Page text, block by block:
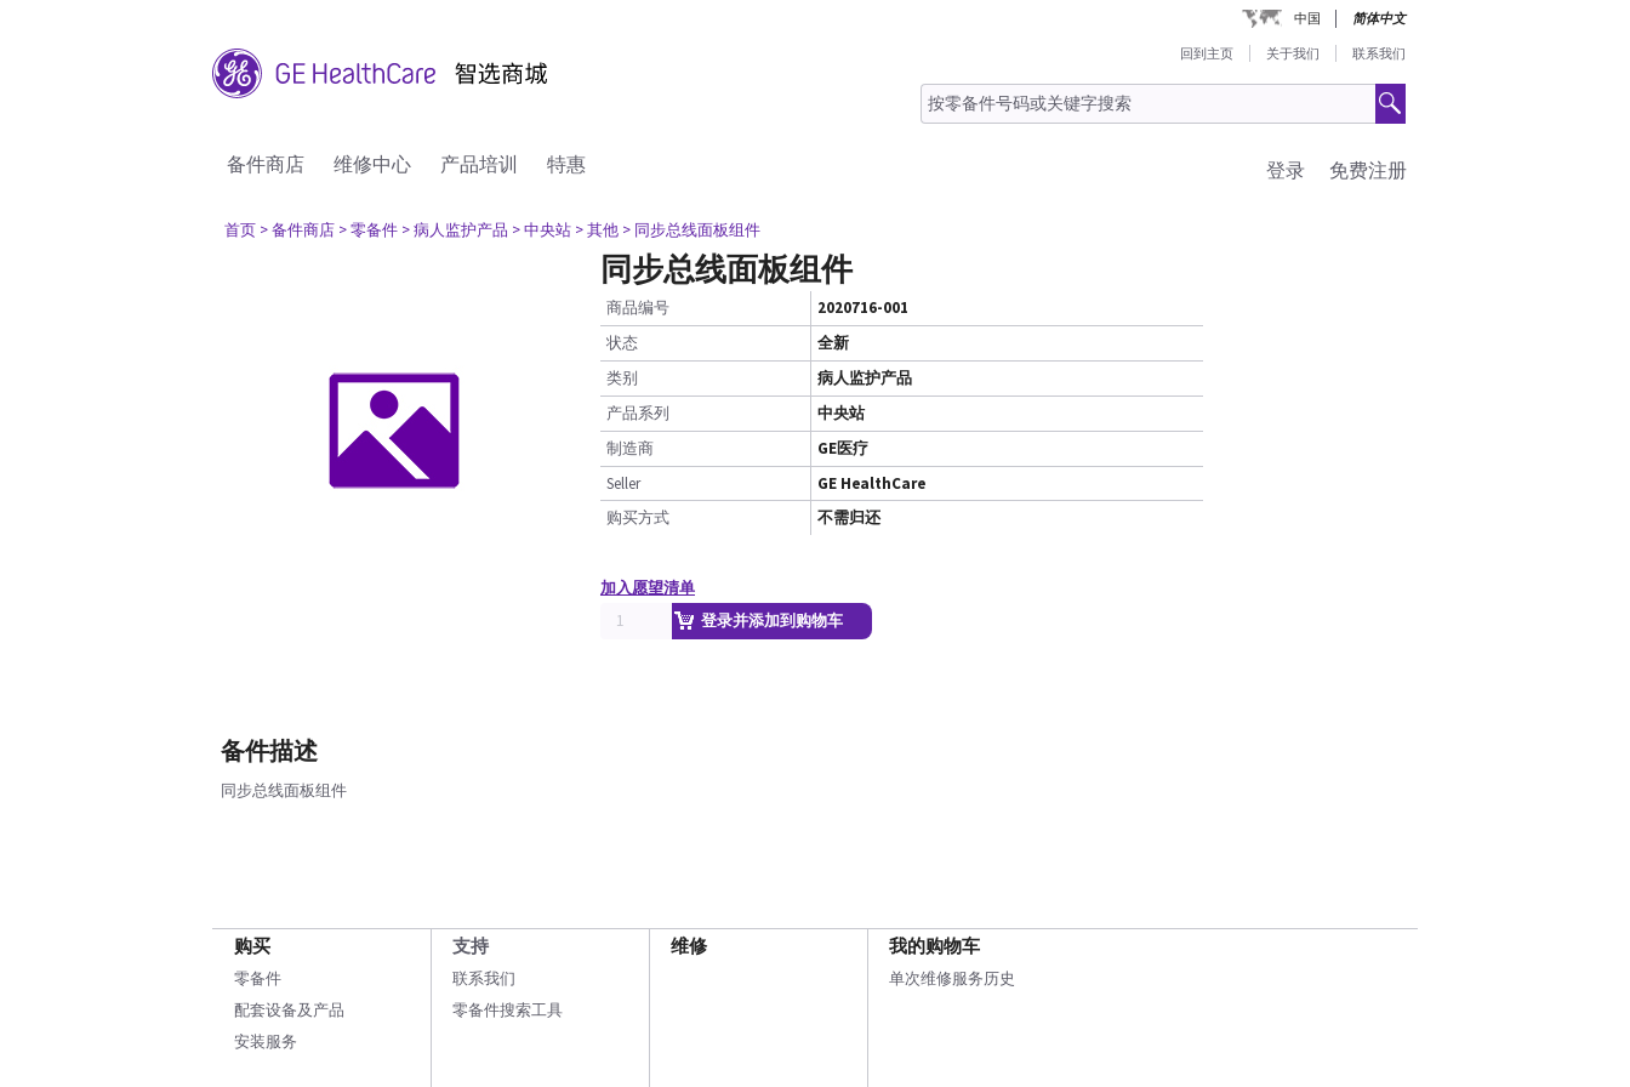
中国 简体中文
回到主页 关于我们 联系我们
备件商店 维修中心 产品培训 特惠 免费注册
登录
首页 > 备件商店 > 零备件 > 病人监护产品 > 中央站 > 其他 > 同步总线面板组件
同步总线面板组件
商品编号
2020716-001
状态
全新
类别
病人监护产品
产品系列
中央站
制造商
GE医疗
Seller
GE HealthCare
购买方式
不需归还
加入愿望清单
登录并添加到购物车
备件描述
同步总线面板组件
购买
零备件
配套设备及产品
安装服务
支持
联系我们
零备件搜索工具
维修 我的购物车
单次维修服务历史